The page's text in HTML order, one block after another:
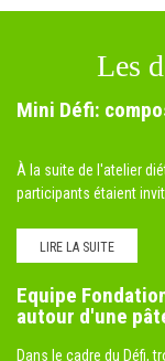
Les
Mini Défi:
À la suite de l'atelier
participants étaient
LIRE LA SUITE
Equipe
autour d'une
Dans le cadre du Défi,